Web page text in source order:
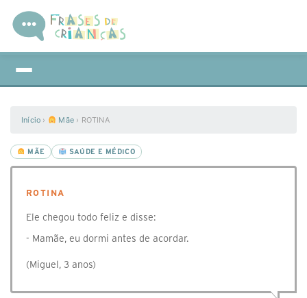
Início › Mãe › ROTINA
MÃE SAÚDE E MÉDICO
ROTINA
Ele chegou todo feliz e disse:
- Mamãe, eu dormi antes de acordar.
(Miguel, 3 anos)